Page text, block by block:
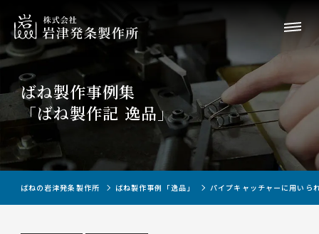
ばね製作事例集
「ばね製作記 逸品」
ばねの岩津発条製作所 ばね製作事例「逸品」 パイプキャッチャーに用いら